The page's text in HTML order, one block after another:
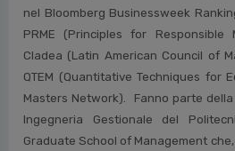
nel Bloomberg Businessweek
PRME (Principles for Responsible
Cladea (Latin American Council of
QTEM (Quantitative Techniques for
Masters Network). Fanno parte
Ingegneria Gestionale del
Graduate School of Management